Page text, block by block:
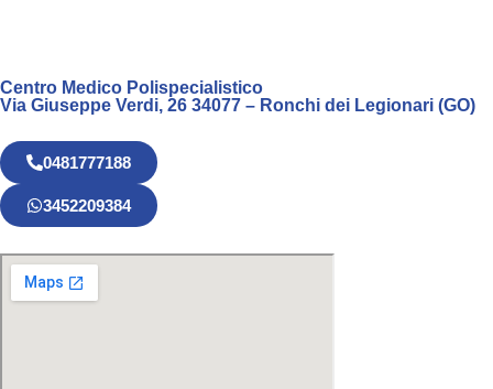
Centro Medico Polispecialistico
Via Giuseppe Verdi, 26 34077 – Ronchi dei Legionari (GO)
0481777188
3452209384